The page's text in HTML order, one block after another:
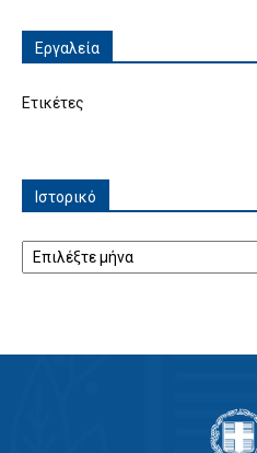
Εργαλεία
Ετικέτες
Ιστορικό